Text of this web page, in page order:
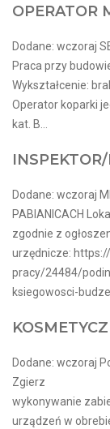
OPERATOR
Dodane: wczoraj
Praca przy
Wykształcenie:
Operator koparki
kat. B...
Dodane: wczoraj
PABIANICACH
zgodnie z
urzędnicze:
pracy/24484/
ksiegowosci-
Dodane: wczoraj
Zgierz
wykonywanie
urządzeń w